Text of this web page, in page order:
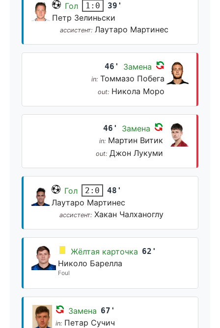
Гол 1:0 39'
Петр Зелиньски
ассистент:Лаутаро Мартинес
46' Замена
in: Томмазо Побега
out: Никола Моро
46' Замена
in: Мартин Витик
out: Джон Лукуми
Гол 2:0 48'
Лаутаро Мартинес
ассистент:Хакан Чалханоглу
Жёлтая карточка 62'
Николо Барелла
Foul
Замена 67'
in: Петар Сучич